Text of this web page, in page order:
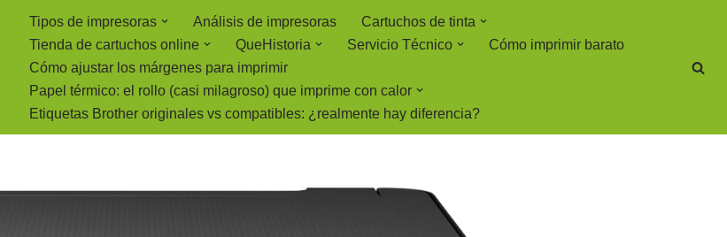
Tipos de impresoras Análisis de impresoras
Cartuchos de tinta
Tienda de cartuchos online
QueHistoria Servicio Técnico
Cómo imprimir barato
Cómo ajustar los márgenes para imprimir
Papel térmico: el rollo (casi milagroso) que imprime con calor
Etiquetas Brother originales vs compatibles: ¿realmente hay diferencia?